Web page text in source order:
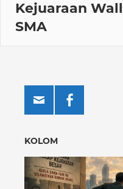
Kejuaraan
SMA
KOLOM